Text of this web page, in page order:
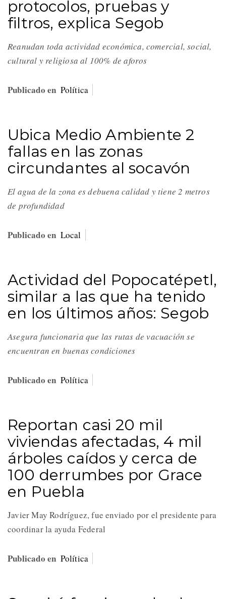
protocolos, pruebas y
filtros, explica Segob
Reanudan toda actividad económica, comercial, social,
cultural y religiosa al 100% de aforos
Publicado en Política
Ubica Medio Ambiente 2
fallas en las zonas
circundantes al socavón
El agua de la zona es debuena calidad y tiene 2 metros
de profundidad
Publicado en Local
Actividad del Popocatépetl,
similar a las que ha tenido
en los últimos años: Segob
Asegura funcionaria que las rutas de vacuación se
encuentran en buenas condiciones
Publicado en Política
Reportan casi 20 mil
viviendas afectadas, 4 mil
árboles caídos y cerca de
100 derrumbes por Grace
en Puebla
Javier May Rodríguez, fue enviado por el presidente para
coordinar la ayuda Federal
Publicado en Política